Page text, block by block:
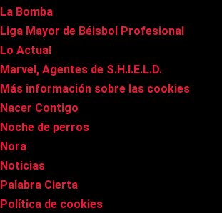
La Bomba
Liga Mayor de Béisbol Profesional
Lo Actual
Marvel, Agentes de S.H.I.E.L.D.
Más información sobre las cookies
Nacer Contigo
Noche de perros
Nora
Noticias
Palabra Cierta
Política de cookies